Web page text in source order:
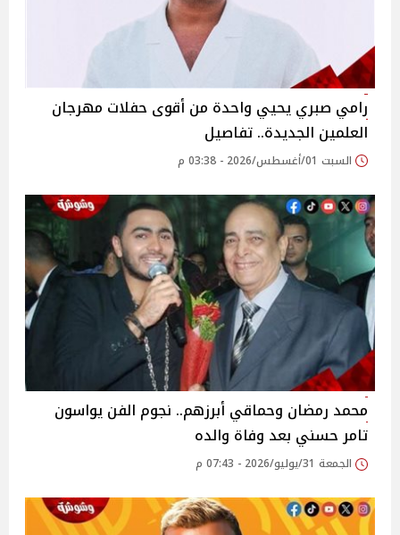
رامي صبري يحيي واحدة من أقوى حفلات مهرجان
العلمين الجديدة.. تفاصيل
السبت 01/أغسطس/2026 - 03:38 م
محمد رمضان وحماقي أبرزهم.. نجوم الفن يواسون
تامر حسني بعد وفاة والده
الجمعة 31/يوليو/2026 - 07:43 م